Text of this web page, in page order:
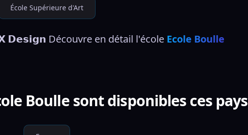
École Supérieure d'Art
𝗗𝗲𝘀𝗶𝗴𝗻 Découvre en détail l'école Ecole Boulle
Boulle sont disponibles ces pays